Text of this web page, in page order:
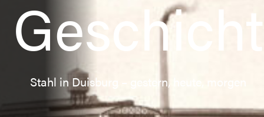
Stahl in Duisburg – gestern, heute, morgen